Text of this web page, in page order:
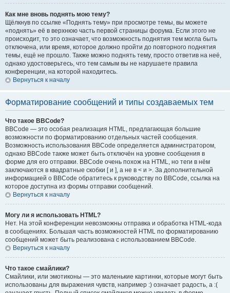
Как мне вновь поднять мою тему?
Щёлкнув по ссылке «Поднять тему» при просмотре темы, вы можете
«поднять» её в верхнюю часть первой страницы форума. Если этого не
происходит, то это означает, что возможность поднятия тем могла быть
отключена, или время, которое должно пройти до повторного поднятия
темы, ещё не прошло. Также можно поднять тему, просто ответив на неё,
однако удостоверьтесь, что тем самым вы не нарушаете правила
конференции, на которой находитесь.
Вернуться к началу
Форматирование сообщений и типы создаваемых тем
Что такое BBCode?
BBCode — это особая реализация HTML, предлагающая большие
возможности по форматированию отдельных частей сообщения.
Возможность использования BBCode определяется администратором,
однако BBCode также может быть отключён на уровне сообщения в
форме для его отправки. BBCode очень похож на HTML, но теги в нём
заключаются в квадратные скобки [ и ], а не в < и >. За дополнительной
информацией о BBCode обратитесь к руководству по BBCode, ссылка на
которое доступна из формы отправки сообщений.
Вернуться к началу
Могу ли я использовать HTML?
Нет. На этой конференции невозможны отправка и обработка HTML-кода
в сообщениях. Большая часть возможностей HTML по форматированию
сообщений может быть реализована с использованием BBCode.
Вернуться к началу
Что такое смайлики?
Смайлики, или эмотиконы — это маленькие картинки, которые могут быть
использованы для выражения чувств, например :) означает радость, а :(